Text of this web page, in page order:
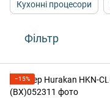
Кухонні процесори
Фільтр
−15%